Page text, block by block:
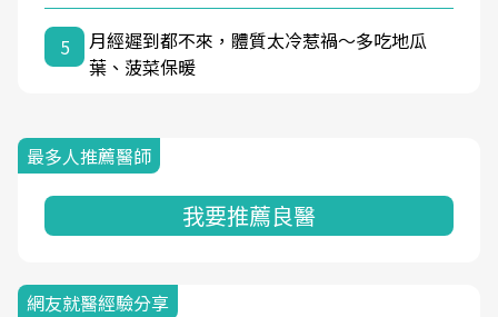
5
月經遲到都不來，體質太冷惹禍〜多吃地瓜
葉、菠菜保暖
最多人推薦醫師
我要推薦良醫
網友就醫經驗分享